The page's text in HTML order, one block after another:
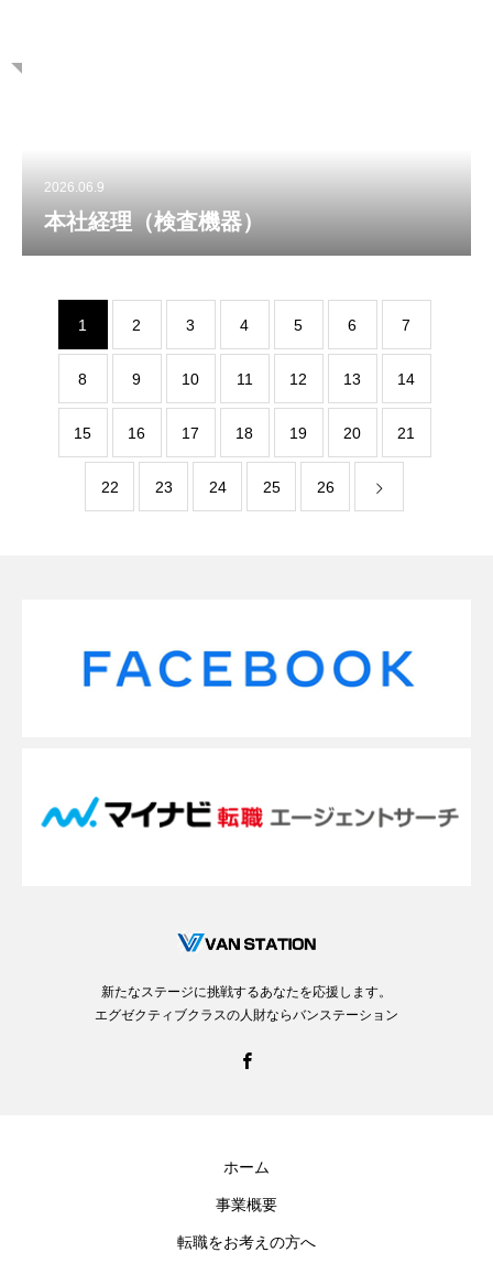
2026.06.9
本社経理（検査機器）
1 2 3 4 5 6 7
8 9 10 11 12 13 14
15 16 17 18 19 20 21
22 23 24 25 26
新たなステージに挑戦するあなたを応援します。
エグゼクティブクラスの人財ならバンステーション
ホーム
事業概要
転職をお考えの方へ